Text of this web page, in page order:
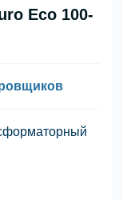
Eco 100-